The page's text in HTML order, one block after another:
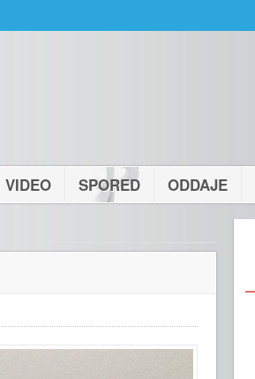
VIDEO SPORED ODDAJE